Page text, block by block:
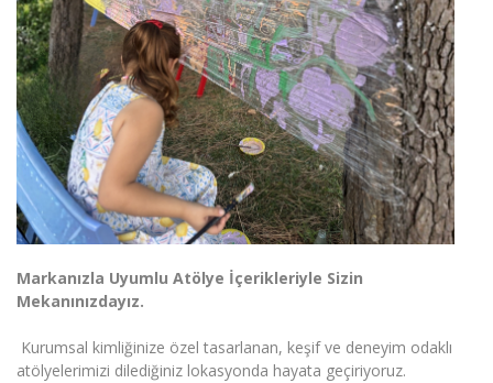
Markanızla Uyumlu Atölye İçerikleriyle Sizin
Mekanınızdayız.
Kurumsal kimliğinize özel tasarlanan, keşif ve deneyim odaklı
atölyelerimizi dilediğiniz lokasyonda hayata geçiriyoruz.